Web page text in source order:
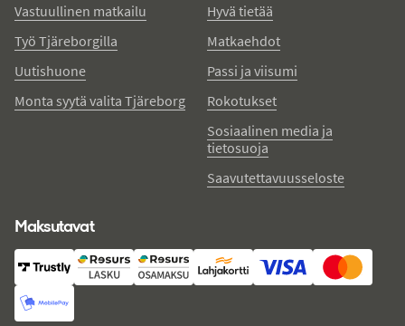
Vastuullinen matkailu
Työ Tjäreborgilla
Uutishuone
Monta syytä valita Tjäreborg
Hyvä tietää
Matkaehdot
Passi ja viisumi
Rokotukset
Sosiaalinen media ja
tietosuoja
Saavutettavuusseloste
Maksutavat